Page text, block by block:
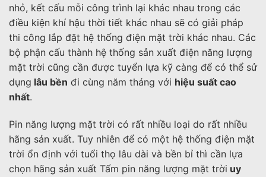
nhỏ, kết cấu mỗi công trình lại khác nhau trong các
điều kiện khí hậu thời tiết khác nhau sẽ có giải pháp
thi công lắp đặt hệ thống điện mặt trời khác nhau. Các
bộ phận cấu thành hệ thống sản xuất điện năng lượng
mặt trời cũng cần được tuyển lựa kỹ càng để có thể sử
dụng lâu bền đi cùng năm tháng với hiệu suất cao
nhất.
Pin năng lượng mặt trời có rất nhiều loại do rất nhiều
hãng sản xuất. Tuy nhiên để có một hệ thống điện mặt
trời ổn định với tuổi thọ lâu dài và bền bỉ thì cần lựa
chọn hãng sản xuất Tấm pin năng lượng mặt trời uy